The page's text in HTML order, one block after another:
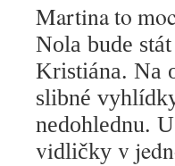
Martina to
Nola bude
Kristiána. Na
slibné
nedohlednu.
vidličky v